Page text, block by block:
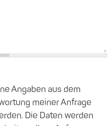
Angaben aus dem
meiner Anfrage
Die Daten werden